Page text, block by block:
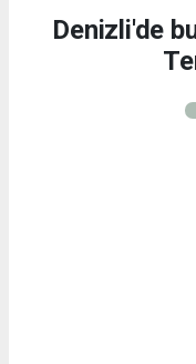
Denizli'de